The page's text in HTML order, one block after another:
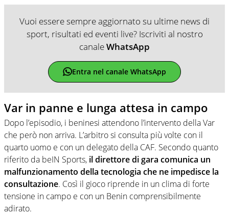
Vuoi essere sempre aggiornato su ultime news di
sport, risultati ed eventi live? Iscriviti al nostro
canaleWhatsApp
Entra nel canale WhatsApp
Var in panne e lunga attesa in campo
Dopo l’episodio, i beninesi attendono l’intervento della Var
che però non arriva. L’arbitro si consulta più volte con il
quarto uomo e con un delegato della CAF. Secondo quanto
riferito da beIN Sports, il direttore di gara comunica un
malfunzionamento della tecnologia che ne impedisce la
consultazione. Così il gioco riprende in un clima di forte
tensione in campo e con un Benin comprensibilmente
adirato.